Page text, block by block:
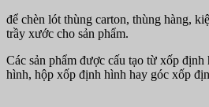
để chèn lót thùng carton, thùng hàng,
trầy xước cho sản phẩm.
Các sản phẩm được cấu tạo từ xốp
hình, hộp xốp định hình hay góc xốp